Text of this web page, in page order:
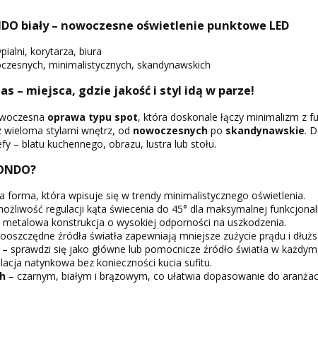
biały – nowoczesne oświetlenie punktowe LED
korytarza, biura
minimalistycznych, skandynawskich
– miejsca, gdzie jakość i styl idą w parze!
oprawa typu spot, która doskonale łączy minimalizm z
wieloma stylami wnętrz, od nowoczesnychpo skandynawskie.
– blatu kuchennego, obrazu, lustra lub stołu.
forma, która wpisuje się w trendy minimalistycznego oświetlenia.
regulacji kąta świecenia do 45° dla maksymalnej
metalowa konstrukcja o wysokiej odporności na uszkodzenia.
źródła światła zapewniają mniejsze zużycie prądu i
– sprawdzi się jako główne lub pomocnicze źródło światła w
natynkowa bez konieczności kucia sufitu.
– czarnym, białym i brązowym, co ułatwia dopasowanie do